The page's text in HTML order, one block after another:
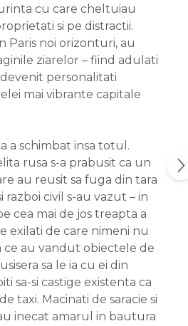
cu care cheltuiau
si pe distractii.
Paris noi orizonturi, au
ziarelor – fiind adulati
personalitati
mai vibrante capitale
a schimbat insa totul.
rusa s-a prabusit ca un
au reusit sa fuga din tara
razboi civil s-au vazut – in
cea mai de jos treapta a
exilati de care nimeni nu
ce au vandut obiectele de
sa le ia cu ei din
sa-si castige existenta ca
taxi. Macinati de saracie si
inecat amarul in bautura